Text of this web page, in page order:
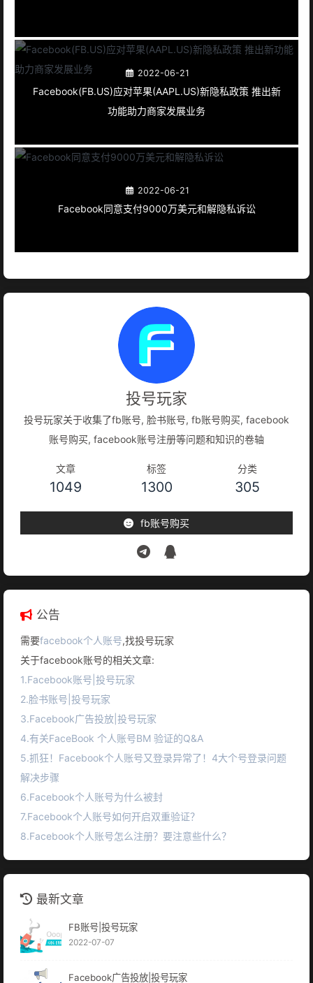
2022-06-21
Facebook(FB.US)应对苹果(AAPL.US)新隐私政策 推出新
功能助力商家发展业务
2022-06-21
Facebook同意支付9000万美元和解隐私诉讼
投号玩家
投号玩家关于收集了fb账号, 脸书账号, fb账号购买, facebook
账号购买, facebook账号注册等问题和知识的卷轴
文章
1049
标签
1300
分类
305
fb账号购买
公告
需要facebook个人账号,找投号玩家
关于facebook账号的相关文章:
1.Facebook账号|投号玩家
2.脸书账号|投号玩家
3.Facebook广告投放|投号玩家
4.有关FaceBook 个人账号BM 验证的Q&A
5.抓狂！Facebook个人账号又登录异常了！4大个号登录问题
解决步骤
6.Facebook个人账号为什么被封
7.Facebook个人账号如何开启双重验证？
8.Facebook个人账号怎么注册？要注意些什么？
最新文章
FB账号|投号玩家
2022-07-07
Facebook广告投放|投号玩家